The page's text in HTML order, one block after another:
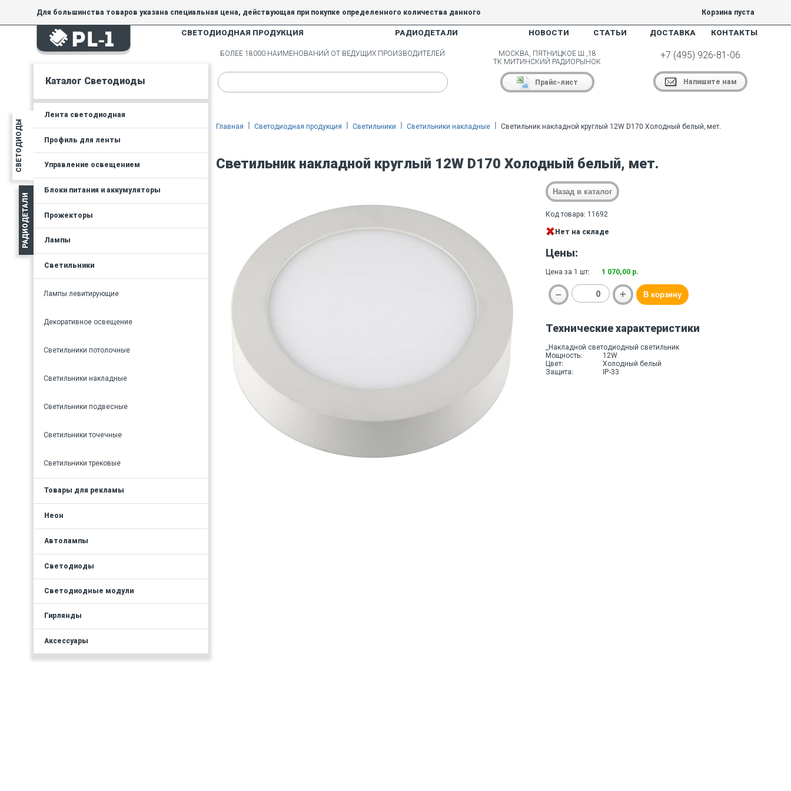
Для большинства товаров указана специальная цена, действующая при покупке определенного количества данного
товара.
На товары, купленные по специальной цене, общие скидки 5% и 10% не действуют.
Корзина пуста
СВЕТОДИОДНАЯ ПРОДУКЦИЯ РАДИОДЕТАЛИ НОВОСТИ СТАТЬИ ДОСТАВКА КОНТАКТЫ
СВЕТОДИОДЫ
РАДИОДЕТАЛИ
Каталог Светодиоды
Лента светодиодная
Профиль для ленты
Управление освещением
Блоки питания и аккумуляторы
Прожекторы
Лампы
Светильники
Лампы левитирующие
Декоративное освещение
Светильники потолочные
Светильники накладные
Светильники подвесные
Светильники точечные
Светильники трековые
Товары для рекламы
Неон
Автолампы
Светодиоды
Светодиодные модули
Гирлянды
Аксессуары
БОЛЕЕ 18000 НАИМЕНОВАНИЙ ОТ ВЕДУЩИХ ПРОИЗВОДИТЕЛЕЙ
МОСКВА, ПЯТНИЦКОЕ Ш.,18
ТК МИТИНСКИЙ РАДИОРЫНОК
Прайс-лист
+7 (495) 926-81-06
Напишите нам
Главная Светодиодная продукция Светильники Светильники накладные Светильник накладной круглый 12W D170 Холодный белый, мет.
Светильник накладной круглый 12W D170 Холодный белый, мет.
Код товара: 11692
Нет на складе
Цены:
Цена за 1 шт: 1 070,00 р.
Технические характеристики
_Накладной светодиодный светильник
Мощность:
12W
Цвет:
Холодный белый
Защита:
IP-33